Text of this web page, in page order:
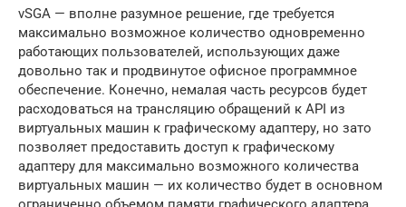
vSGA — вполне разумное решение, где требуется
максимально возможное количество одновременно
работающих пользователей, использующих даже
довольно так и продвинутое офисное программное
обеспечение. Конечно, немалая часть ресурсов будет
расходоваться на трансляцию обращений к API из
виртуальных машин к графическому адаптеру, но зато
позволяет предоставить доступ к графическому
адаптеру для максимально возможного количества
виртуальных машин — их количество будет в основном